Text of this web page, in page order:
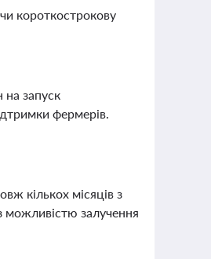
короткострокову
запуск
фермерів.
кількох місяців з
можливістю залучення